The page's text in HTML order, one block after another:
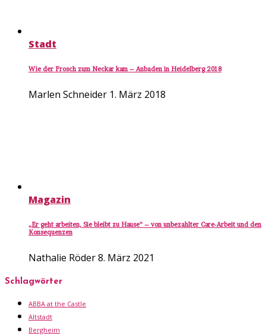
Stadt
Wie der Frosch zum Neckar kam – Anbaden in Heidelberg 2018
Marlen Schneider 1. März 2018
Magazin
„Er geht arbeiten, Sie bleibt zu Hause“ – von unbezahlter Care-Arbeit und den
Konsequenzen
Nathalie Röder8. März 2021
Schlagwörter
ABBA at the Castle
Altstadt
Bergheim